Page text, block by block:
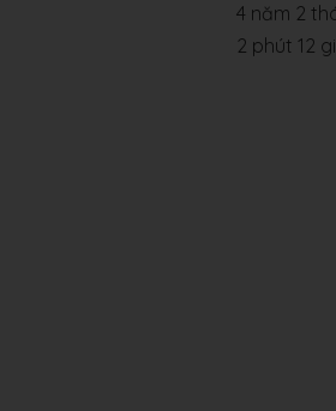
4 năm 2
2 phút 12